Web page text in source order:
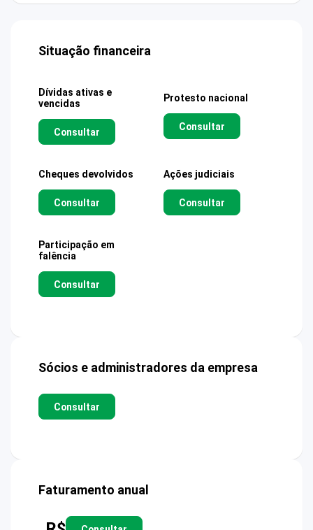
Situação financeira
Dívidas ativas e
vencidas
Consultar
Protesto nacional
Consultar
Cheques devolvidos
Consultar
Ações judiciais
Consultar
Participação em
falência
Consultar
Sócios e administradores da empresa
Consultar
Faturamento anual